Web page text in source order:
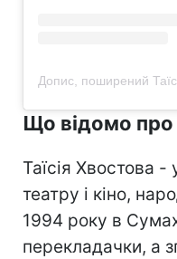
Що відомо про
Таїсія Хвостова -
театру і кіно,
1994 року в
перекладачки, а